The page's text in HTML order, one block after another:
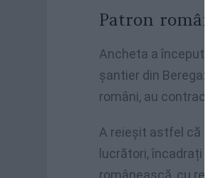
Patron
Ancheta a început
șantier din
români, au
A reieșit astfel că
lucrători, încadrați
românească, cu